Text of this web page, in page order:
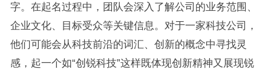
字。在起名过程中，团队会深入了解公司的业务范围、
企业文化、目标受众等关键信息。对于一家科技公司，
他们可能会从科技前沿的词汇、创新的概念中寻找灵
感，起一个如“创锐科技”这样既体现创新精神又展现锐